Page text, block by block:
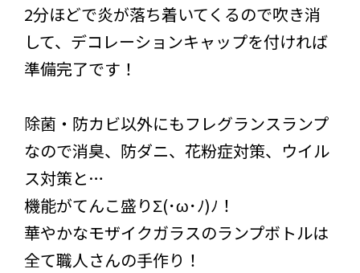
2分ほどで炎が落ち着いてくるので吹き消
して、デコレーションキャップを付ければ
準備完了です！
除菌・防カビ以外にもフレグランスランプ
なので消臭、防ダニ、花粉症対策、ウイル
ス対策と…
機能がてんこ盛りΣ(･ω･ﾉ)ﾉ！
華やかなモザイクガラスのランプボトルは
全て職人さんの手作り！